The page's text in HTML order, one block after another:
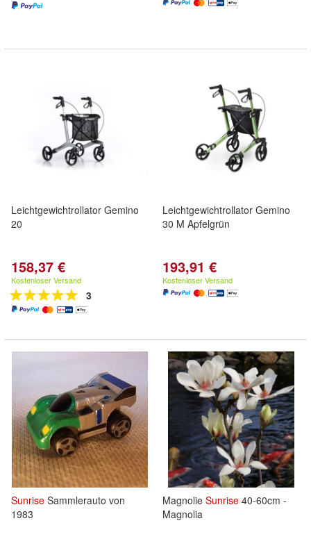
Leichtgewichtrollator Gemino
20
158,37 €
Kostenloser Versand
3
Leichtgewichtrollator Gemino
30 M Apfelgrün
193,91 €
Kostenloser Versand
Sunrise Sammlerauto von
1983
Magnolie Sunrise 40-60cm -
Magnolia